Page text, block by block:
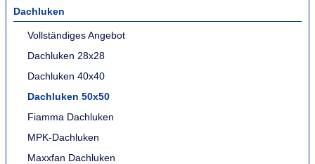
Dachluken
Vollständiges Angebot
Dachluken 28x28
Dachluken 40x40
Dachluken 50x50
Fiamma Dachluken
MPK-Dachluken
Maxxfan Dachluken